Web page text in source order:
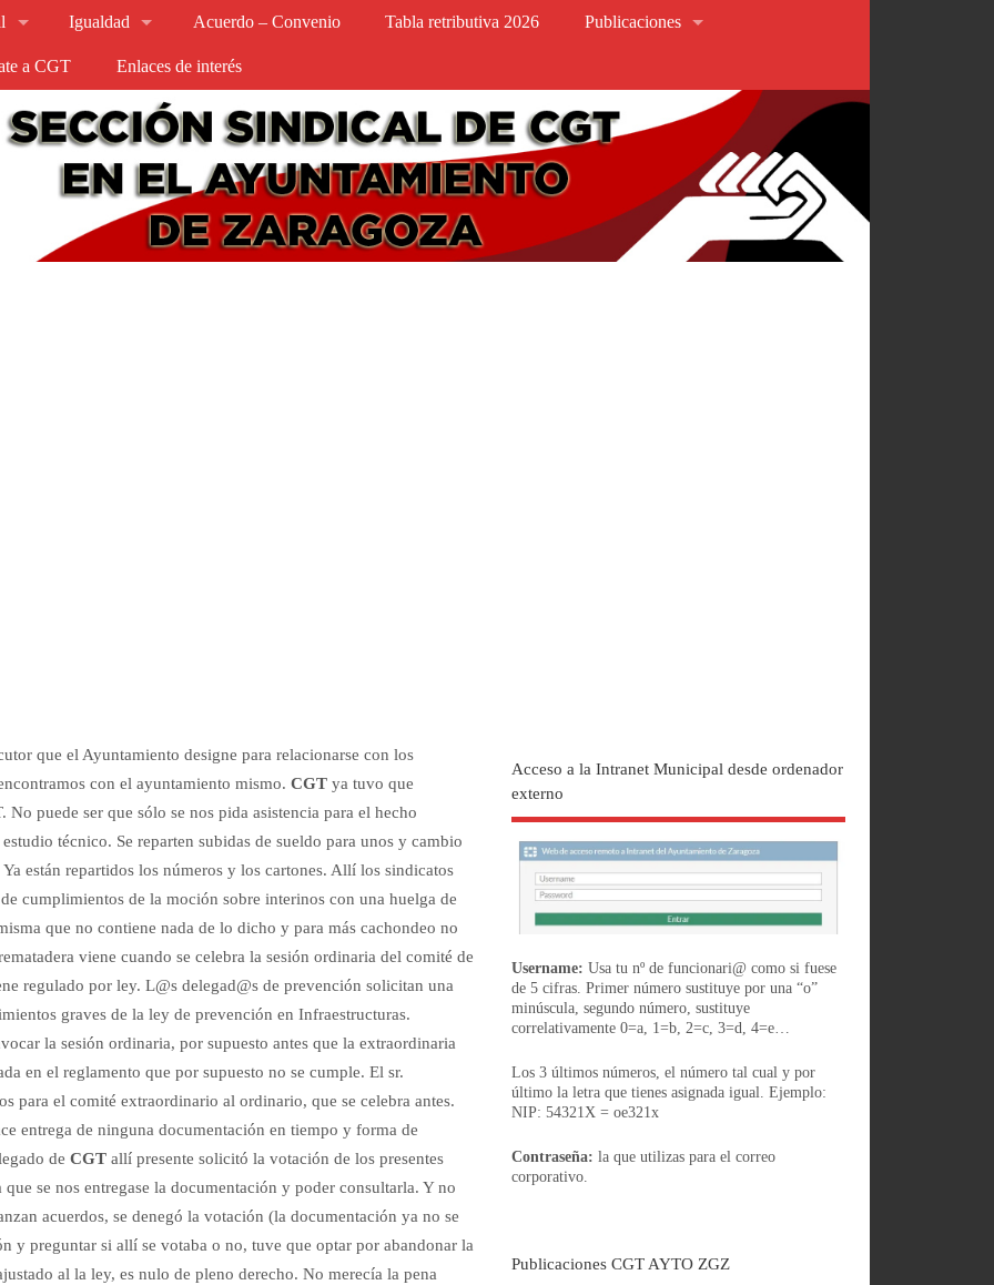
Igualdad Acuerdo – Convenio Tabla retributiva 2026 Publicaciones
a CGT Enlaces de interés
que el Ayuntamiento designe para relacionarse con los
con el ayuntamiento mismo.CGT ya tuvo que
puede ser que sólo se nos pida asistencia para el hecho
técnico. Se reparten subidas de sueldo para unos y cambio
están repartidos los números y los cartones. Allí los sindicatos
cumplimientos de la moción sobre interinos con una huelga de
que no contiene nada de lo dicho y para más cachondeo no
viene cuando se celebra la sesión ordinaria del comité de
regulado por ley. L@s delegad@s de prevención solicitan una
graves de la ley de prevención en Infraestructuras.
la sesión ordinaria, por supuesto antes que la extraordinaria
en el reglamento que por supuesto no se cumple. El sr.
para el comité extraordinario al ordinario, que se celebra antes.
entrega de ninguna documentación en tiempo y forma de
deCGT allí presente solicitó la votación de los presentes
se nos entregase la documentación y poder consultarla. Y no
acuerdos, se denegó la votación (la documentación ya no se
y preguntar si allí se votaba o no, tuve que optar por abandonar la
al la ley, es nulo de pleno derecho. No merecía la pena
Acceso a la Intranet Municipal desde ordenador
externo
Username: Usa tu nº de funcionari@ como si fuese
de 5 cifras. Primer número sustituye por una “o”
minúscula, segundo número, sustituye
correlativamente 0=a, 1=b, 2=c, 3=d, 4=e…
Los 3 últimos números, el número tal cual y por
último la letra que tienes asignada igual. Ejemplo:
NIP: 54321X = oe321x
Contraseña: la que utilizas para el correo
corporativo.
Publicaciones CGT AYTO ZGZ